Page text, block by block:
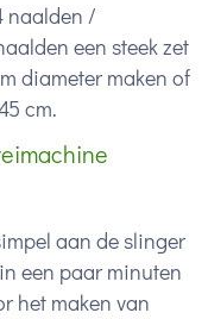
naalden /
een steek zet
diameter maken of
cm.
aan de slinger
een paar minuten
het maken van